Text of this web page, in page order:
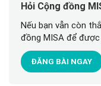
Hỏi Cộng đồng
Nếu bạn vẫn còn
đồng MISA để
ĐĂNG BÀI NGAY